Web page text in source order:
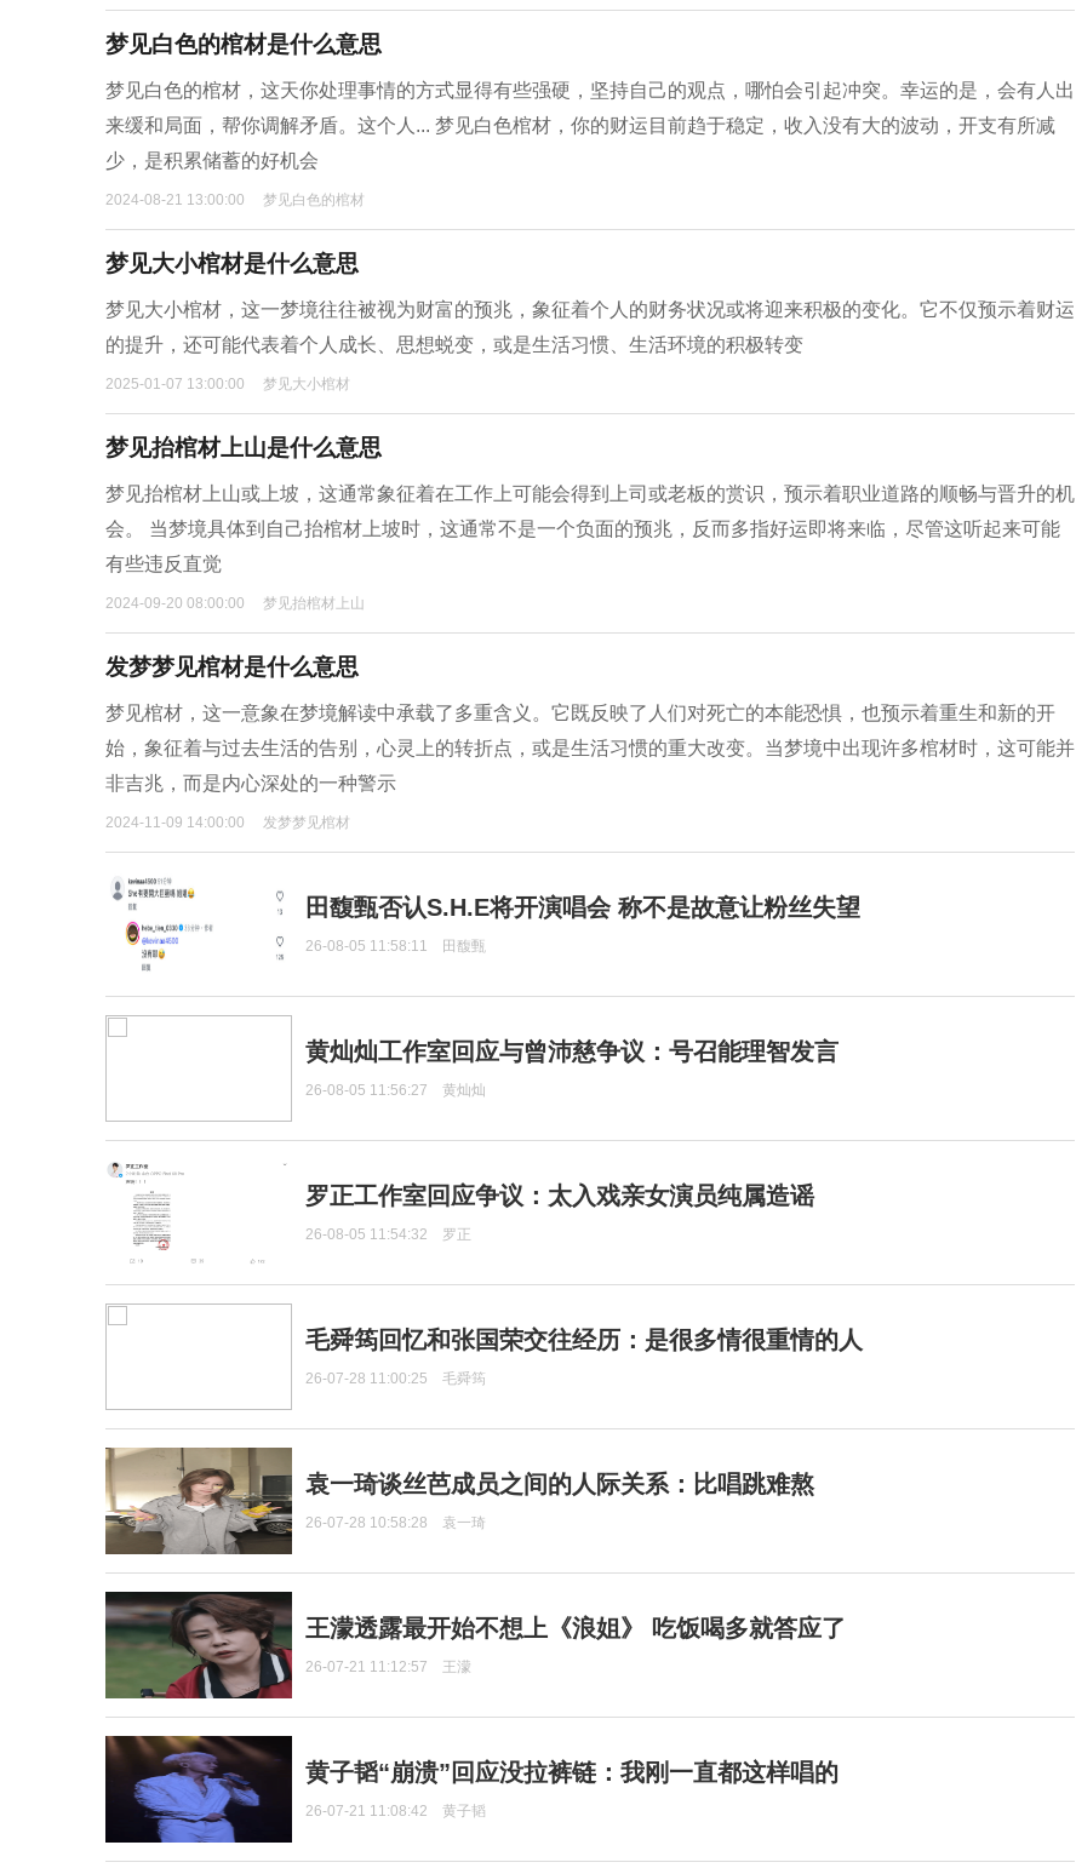
梦见白色的棺材是什么意思
梦见白色的棺材，这天你处理事情的方式显得有些强硬，坚持自己的观点，哪怕会引起冲突。幸运的是，会有人出
来缓和局面，帮你调解矛盾。这个人... 梦见白色棺材，你的财运目前趋于稳定，收入没有大的波动，开支有所减
少，是积累储蓄的好机会
2024-08-21 13:00:00 梦见白色的棺材
梦见大小棺材是什么意思
梦见大小棺材，这一梦境往往被视为财富的预兆，象征着个人的财务状况或将迎来积极的变化。它不仅预示着财运
的提升，还可能代表着个人成长、思想蜕变，或是生活习惯、生活环境的积极转变
2025-01-07 13:00:00 梦见大小棺材
梦见抬棺材上山是什么意思
梦见抬棺材上山或上坡，这通常象征着在工作上可能会得到上司或老板的赏识，预示着职业道路的顺畅与晋升的机
会。 当梦境具体到自己抬棺材上坡时，这通常不是一个负面的预兆，反而多指好运即将来临，尽管这听起来可能
有些违反直觉
2024-09-20 08:00:00 梦见抬棺材上山
发梦梦见棺材是什么意思
梦见棺材，这一意象在梦境解读中承载了多重含义。它既反映了人们对死亡的本能恐惧，也预示着重生和新的开
始，象征着与过去生活的告别，心灵上的转折点，或是生活习惯的重大改变。当梦境中出现许多棺材时，这可能并
非吉兆，而是内心深处的一种警示
2024-11-09 14:00:00 发梦梦见棺材
田馥甄否认S.H.E将开演唱会 称不是故意让粉丝失望
26-08-05 11:58:11 田馥甄
黄灿灿工作室回应与曾沛慈争议：号召能理智发言
26-08-05 11:56:27 黄灿灿
罗正工作室回应争议：太入戏亲女演员纯属造谣
26-08-05 11:54:32 罗正
毛舜筠回忆和张国荣交往经历：是很多情很重情的人
26-07-28 11:00:25 毛舜筠
袁一琦谈丝芭成员之间的人际关系：比唱跳难熬
26-07-28 10:58:28 袁一琦
王濛透露最开始不想上《浪姐》 吃饭喝多就答应了
26-07-21 11:12:57 王濛
黄子韬“崩溃”回应没拉裤链：我刚一直都这样唱的
26-07-21 11:08:42 黄子韬